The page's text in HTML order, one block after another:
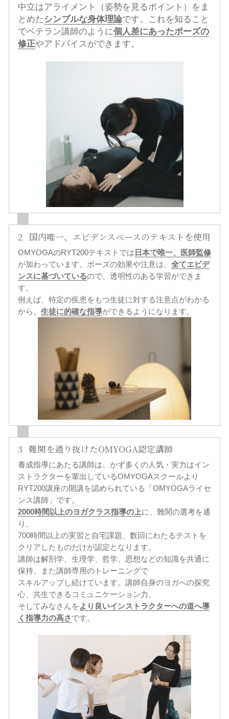
中立はアライメント（姿勢を見るポイント）をま
とめた シンプルな身体理論です。これを知ること
でベテラン講師のように個人差にあったポーズの
修正やアドバイスができます。
2 国内唯一、エビデンスベースのテキストを使用
OMYOGAのRYT200テキストでは 日本で唯一、医師監修
が加わっています。ポーズの効果や注意は、 全てエビデ
ンスに基づいているので、透明性のある学習ができま
す。
例えば、特定の疾患をもつ生徒に対する注意点がわかる
から、 生徒に的確な指導ができるようになります。
3 難関を通り抜けたOMYOGA認定講師
養成指導にあたる講師は、かず多くの人気・実力はイン
ストラクターを輩出しているOMYOGAスクールより
RYT200講座の開講を認められている「OMYOGAライセ
ンス講師」です。
2000時間以上のヨガクラス指導の上に、難関の選考を通
り、
700時間以上の実習と自宅課題、数回にわたるテストを
クリアしたものだけが認定となります。
講師は解剖学、生理学、哲学、思想などの知識を共通に
保持、また講師専用のトレーニングで
スキルアップし続けています。講師自身のヨガへの探究
心、共生できるコミュニケーション力、
そしてみなさんをより良いインストラクターへの道へ導
く指導力の高さです。